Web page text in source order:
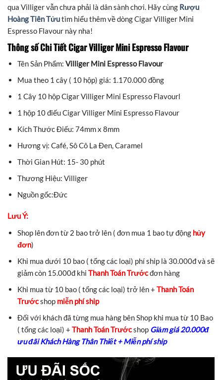
qua Villiger vẫn chưa phải là dân sành chơi. Hãy cùng Rượu
Hoàng Tiên Tửutìm hiểu thêm về dòng Cigar Villiger Mini
Espresso Flavour này nha!
Thông số Chi Tiết Cigar Villiger Mini Espresso Flavour
Tên Sản Phẩm: Villiger Mini Espresso Flavour
Mua theo 1 cây ( 10 hộp) giá: 1.170.000 đồng
1 Cây 10 hộp Cigar Villiger Mini Espresso Flavourl
1 hộp 10 điếu Cigar Villiger Mini Espresso Flavour
Kích Thước Điếu: 74mm x 8mm
Hương vị: Café, Sô Cô La Đen, Caramel
Thời Gian Hút: 15- 30 phút
Thương Hiệu: Villiger
Nguồn gốc:Đức
Lưu Ý:
Shop lên đơn từ 2 bao trở lên ( đơn mua 1 bao tự động hủy
đơn)
Khi mua dưới 10 bao ( tổng các loại) phí ship là 30.000đ và sẽ
giảm còn 15.000đ khi Thanh Toán Trướcđơn hàng
Khi mua từ 10 bao ( tổng các loại) trở lên + Thanh Toán
Trướcshopmiễn phí ship
Đối với khách đã từng mua hàng bên Shop khi mua từ 10 Bao
( tổng các loại) + Thanh Toán Trướcshop Giảm giá 20.000đ
ưu đãi Khách Hàng Thân Thiết + Miễn phí ship